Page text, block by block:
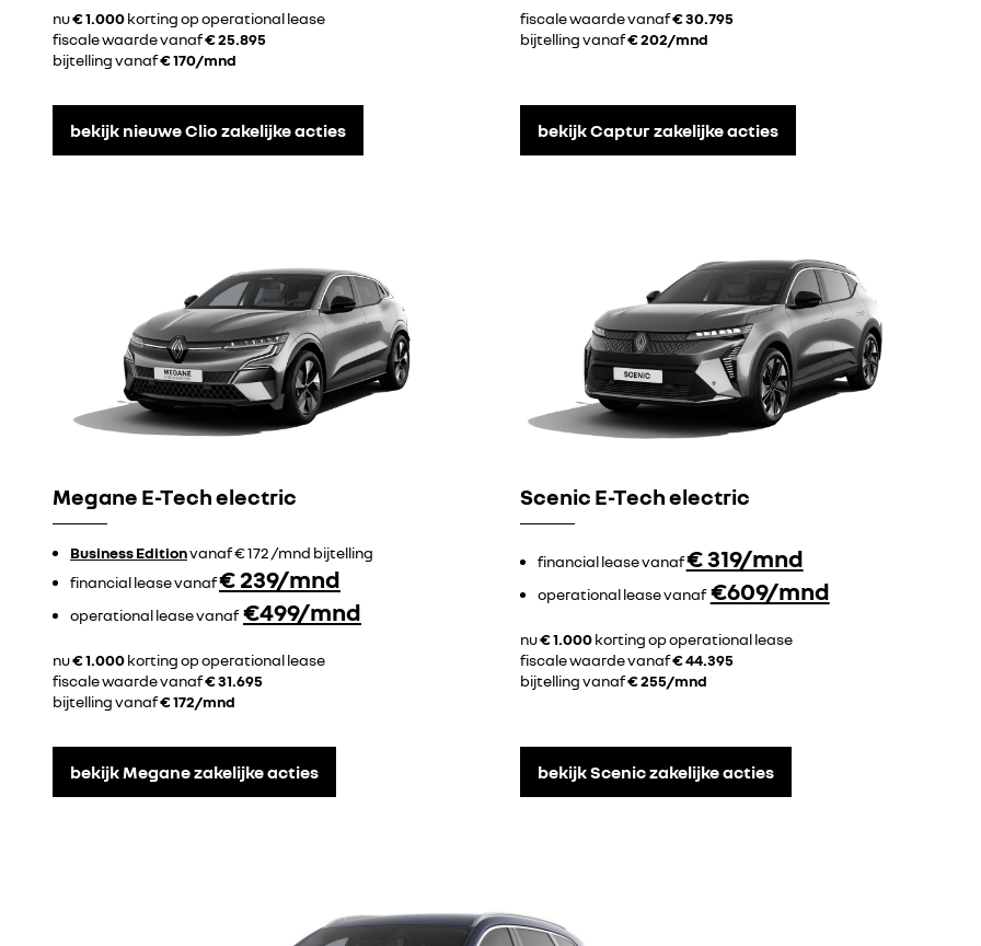
nu€ 1.000korting op operational lease
fiscale waarde vanaf€ 25.895
bijtelling vanaf€ 170/mnd
bekijk nieuwe Clio zakelijke acties
fiscale waarde vanaf€ 30.795
bijtelling vanaf€ 202/mnd
bekijk Captur zakelijke acties
Megane E-Tech electric
Business Editionvanaf € 172 /mnd bijtelling
financial lease vanaf€ 239/mnd
operational lease vanaf€499/mnd
nu€ 1.000korting op operational lease
fiscale waarde vanaf€ 31.695
bijtelling vanaf€ 172/mnd
bekijk Megane zakelijke acties
Scenic E-Tech electric
financial lease vanaf€ 319/mnd
operational lease vanaf€609/mnd
nu€ 1.000korting op operational lease
fiscale waarde vanaf€ 44.395
bijtelling vanaf€ 255/mnd
bekijk Scenic zakelijke acties